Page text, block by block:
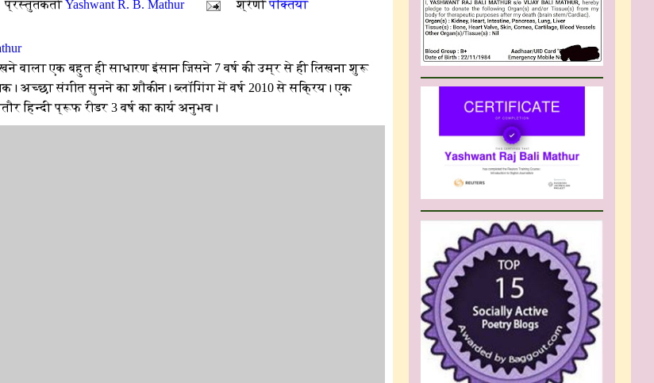
प्रस्तुतकर्ताYashwant R. B. Mathur श्रेणीपंक्तियाँ
वाला एक बहुत ही साधारण इंसान जिसने 7 वर्ष की उम्र से ही लिखना शुरू
अच्छा संगीत सुनने का शौकीन। ब्लॉगिंग में वर्ष 2010 से सक्रिय। एक
हिन्दी प्रूफ रीडर 3 वर्ष का कार्य अनुभव।